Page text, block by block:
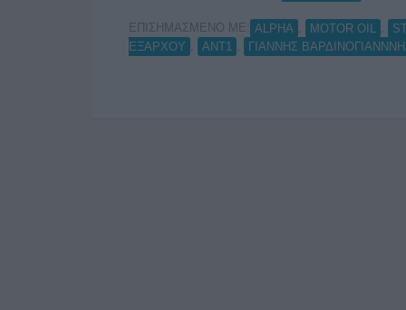
ΕΠΙΣΗΜΑΣΜΕΝΟ ΜΕ: ALPHA MOTOR OIL
ΕΞΑΡΧΟΥ
ΑΝΤ1 ΓΙΑΝΝΗΣ